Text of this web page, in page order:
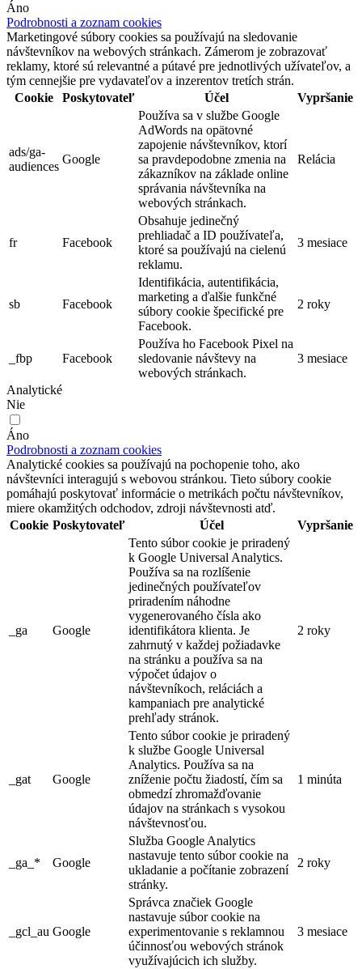
Áno
Podrobnosti a zoznam cookies
Marketingové súbory cookies sa používajú na sledovanie
návštevníkov na webových stránkach. Zámerom je zobrazovať
reklamy, ktoré sú relevantné a pútavé pre jednotlivých užívateľov, a
tým cennejšie pre vydavateľov a inzerentov tretích strán.
Cookie
Poskytovateľ Účel Vypršanie
ads/ga-
audiences
Google
Používa sa v službe Google
AdWords na opätovné
zapojenie návštevníkov, ktorí
sa pravdepodobne zmenia na
zákazníkov na základe online
správania návštevníka na
webových stránkach.
Relácia
fr Facebook
Obsahuje jedinečný
prehliadač a ID používateľa,
ktoré sa používajú na cielenú
reklamu.
3 mesiace
sb Facebook
Identifikácia, autentifikácia,
marketing a ďalšie funkčné
súbory cookie špecifické pre
Facebook.
2 roky
_fbp Facebook
Používa ho Facebook Pixel na
sledovanie návštevy na
webových stránkach.
3 mesiace
Analytické
Nie
Áno
Podrobnosti a zoznam cookies
Analytické cookies sa používajú na pochopenie toho, ako
návštevníci interagujú s webovou stránkou. Tieto súbory cookie
pomáhajú poskytovať informácie o metrikách počtu návštevníkov,
miere okamžitých odchodov, zdroji návštevnosti atď.
Cookie Poskytovateľ Účel Vypršanie
_ga Google
Tento súbor cookie je priradený
k Google Universal Analytics.
Používa sa na rozlíšenie
jedinečných používateľov
priradením náhodne
vygenerovaného čísla ako
identifikátora klienta. Je
zahrnutý v každej požiadavke
na stránku a používa sa na
výpočet údajov o
návštevníkoch, reláciách a
kampaniach pre analytické
prehľady stránok.
2 roky
_gat Google
Tento súbor cookie je priradený
k službe Google Universal
Analytics. Používa sa na
zníženie počtu žiadostí, čím sa
obmedzí zhromažďovanie
údajov na stránkach s vysokou
návštevnosťou.
1 minúta
_ga_* Google
Služba Google Analytics
nastavuje tento súbor cookie na
ukladanie a počítanie zobrazení
stránky.
2 roky
_gcl_au Google
Správca značiek Google
nastavuje súbor cookie na
experimentovanie s reklamnou
účinnosťou webových stránok
využívajúcich ich služby.
3 mesiace